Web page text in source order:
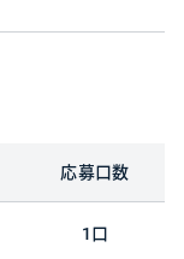
応募口数
1口